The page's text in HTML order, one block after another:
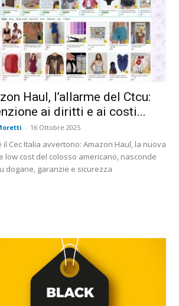
Haul, l’allarme del Ctcu:
ai diritti e ai costi...
- 16 Ottobre 2025
il Cec Italia avvertono: Amazon Haul, la nuova
low cost del colosso americano, nasconde
dogane, garanzie e sicurezza